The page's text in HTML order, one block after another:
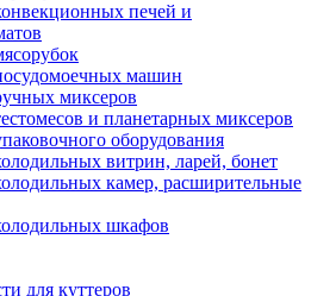
печей и
машин
миксеров
и планетарных миксеров
оборудования
витрин, ларей, бонет
камер, расширительные
шкафов
для куттеров